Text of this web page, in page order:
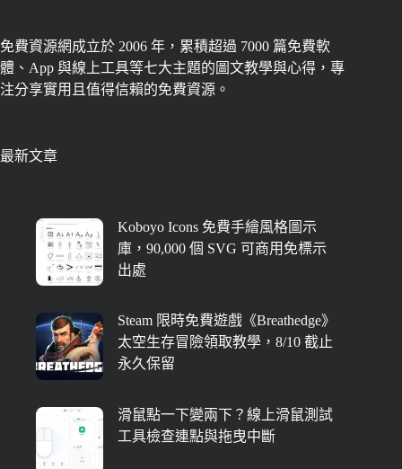
免費資源網成立於 2006 年，累積超過 7000 篇免費軟
體、App 與線上工具等七大主題的圖文教學與心得，專
注分享實用且值得信賴的免費資源。
最新文章
Koboyo Icons 免費手繪風格圖示
庫，90,000 個 SVG 可商用免標示
出處
Steam 限時免費遊戲《Breathedge》
太空生存冒險領取教學，8/10 截止
永久保留
滑鼠點一下變兩下？線上滑鼠測試
工具檢查連點與拖曳中斷